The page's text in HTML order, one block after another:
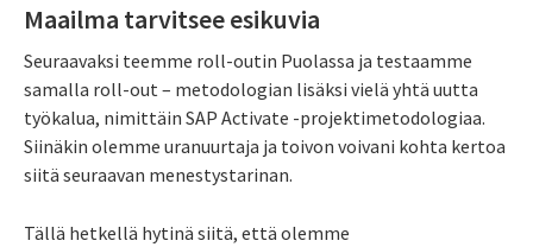
Maailma tarvitsee esikuvia
Seuraavaksi teemme roll-outin Puolassa ja testaamme
samalla roll-out – metodologian lisäksi vielä yhtä uutta
työkalua, nimittäin SAP Activate -projektimetodologiaa.
Siinäkin olemme uranuurtaja ja toivon voivani kohta kertoa
siitä seuraavan menestystarinan.
Tällä hetkellä hytinä siitä, että olemme